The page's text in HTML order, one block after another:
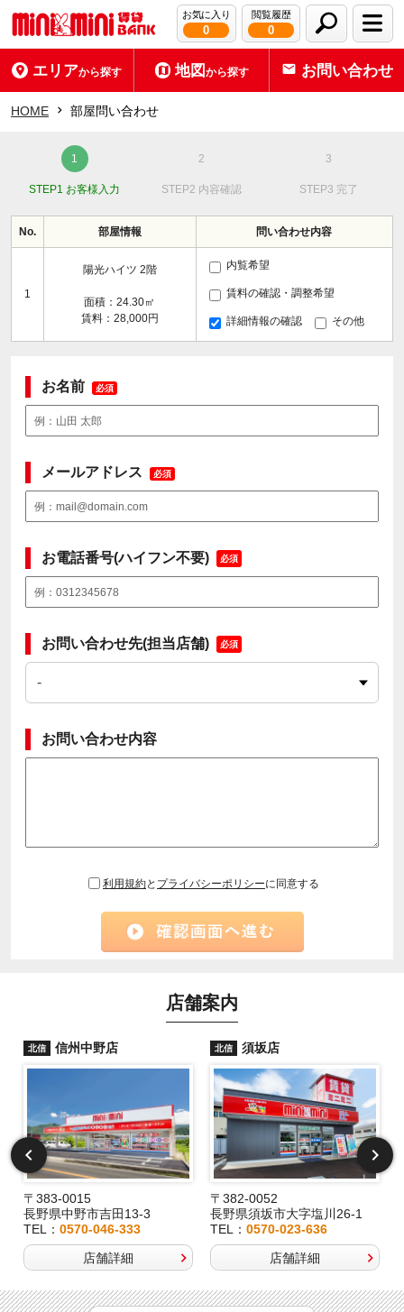
お気に入り
0
閲覧履歴
0
エリアから探す 地図から探す お問い合わせ
HOME 部屋問い合わせ
STEP1 お客様入力 STEP2 内容確認 STEP3 完了
No. 部屋情報 問い合わせ内容
1
陽光ハイツ 2階
面積：24.30㎡
賃料：28,000円
内覧希望
賃料の確認・調整希望
詳細情報の確認 その他
お名前 必須
メールアドレス 必須
お電話番号(ハイフン不要) 必須
お問い合わせ先(担当店舗) 必須
お問い合わせ内容
利用規約と プライバシーポリシーに同意する
店舗案内
北信 信州中野店
〒383-0015
長野県中野市吉田13-3
TEL： 0570-046-333
店舗詳細
北信 須坂店
〒382-0052
長野県須坂市大字塩川26-1
TEL：0570-023-636
店舗詳細